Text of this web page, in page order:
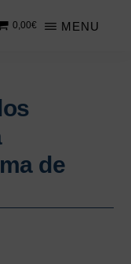
MENU
0,00€
de